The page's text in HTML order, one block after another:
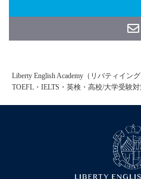
Liberty English Academy（リバティイン
TOEFL・IELTS・英検・高校/大学受験